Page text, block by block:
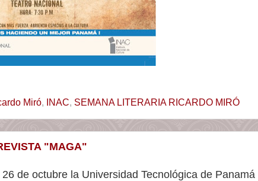
Miró, INAC, SEMANA LITERARIA RICARDO MIRÓ
"MAGA"
de octubre la Universidad Tecnológica de Panamá